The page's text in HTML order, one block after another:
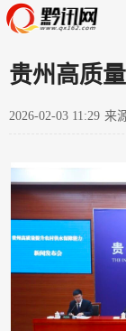
贵州高质
2026-02-03 11:29 来